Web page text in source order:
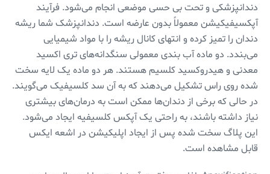
دندانپزشکی و تحت بی حسی موضعی انجام می‌شود. فرآیند
آپکسیفیکیشن معمولاً بدون عارضه است. دندانپزشک شما ریشه
دندان را تمیز کرده و انتهای کانال ریشه را با مواد شیمیایی
می‌بندد. دو ماده آب بندی معمولی سنگدانه‌های تری اکسید
معدنی و هیدروکسید کلسیم هستند. هر دو ماده یک لایه سخت
شده روی راس تشکیل می‌دهند که به آن سد کلسیفیک می‌گویند.
در حالی که برخی از دندان‌ها ممکن است به درمان‌های بیشتری
نیاز داشته باشند، به راحتی یک آپکس کلسیفیه ایجاد می‌شود.
این پلاگ سخت شده پس از ایجاد اپلیکیشن در اشعه ایکس
قابل مشاهده است.